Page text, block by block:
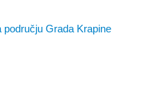
području Grada Krapine